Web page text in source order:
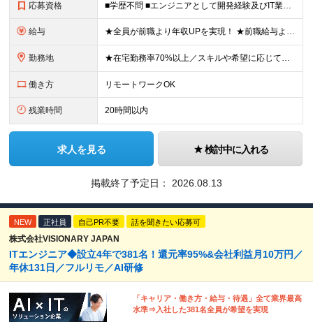
応募資格 ■学歴不問 ■エンジニアとして開発経験及びIT業界でのマネジメント経験をお持ちの方 ≪こんな想いをお持ちの方にピッタリ≫ ◎大規模案件にマネジメントポジションとして携わりたい ◎今より収入もスキルも
給与 ★全員が前職より年収UPを実現！ ★前職給与より120％アップ実績あり ★前職給与を最大限に考慮 ★入社4年目で年収800万円の社員も在籍！ 年俸420万円～960万円（1/12を毎月支給）＋インセ
勤務地 ★在宅勤務率70%以上／スキルや希望に応じてフルリモートも可 ★転勤なし 本社または一都三県のプロジェクト先（メインは東京23区内）にて勤務いただきます！ 【本社】 東京都荒川区西日暮里5-10-
働き方 リモートワークOK
残業時間 20時間以内
求人を見る 検討中に入れる
掲載終了予定日： 2026.08.13
NEW 正社員 自己PR不要 話を聞きたい応募可
株式会社VISIONARY JAPAN
ITエンジニア◆設立4年で381名！還元率95%&会社利益月10万円／
年休131日／フルリモ／AI研修
「キャリア・働き方・給与・待遇」全て業界最高
水準⇒入社した381名全員が希望を実現